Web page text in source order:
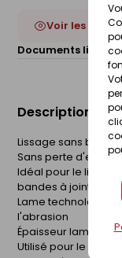
Voir les 4
Documents liés :
Description du
Lissage sans
Sans perte
Idéal pour le
bandes à joint
Lame technologie
l'abrasion
Épaisseur lame : 0,3
Utilisé pour le